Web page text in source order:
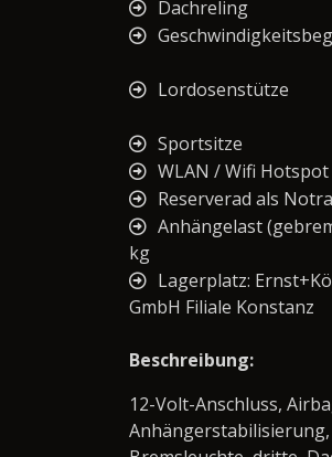
Dachreling
Lordosenstütze
Sportsitze
WLAN / Wifi Hotspot
Reserverad als
Anhängelast
kg
Lagerplatz:
GmbH Filiale Konstanz
Beschreibung:
12-Volt-Anschluss,